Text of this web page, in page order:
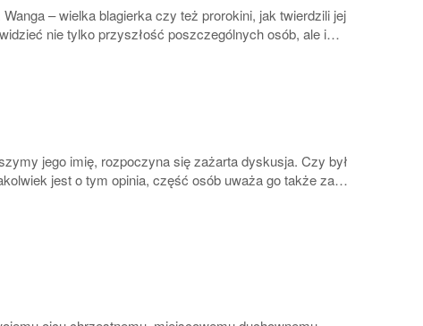
– wielka blagierka czy też prorokini, jak twierdzili jej
nie tylko przyszłość poszczególnych osób, ale i…
jego imię, rozpoczyna się zażarta dyskusja. Czy był
jest o tym opinia, część osób uważa go także za…